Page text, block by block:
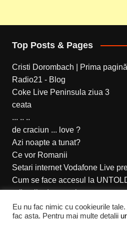
Top Posts & Pages
Cristi Dorombach | Prima pagină
Radio21 - Blog
Coke Live Peninsula ziua 3
ceata
... .. ..
de craciun ... love ?
Azi noapte a tunat?
Ce vor Romanii
Setari internet Vodafone Live
Cum se face accesul la
măsurile de securitate
Eu nu fac nimic cu cookieurile
fac asta. Pentru mai multe detalii